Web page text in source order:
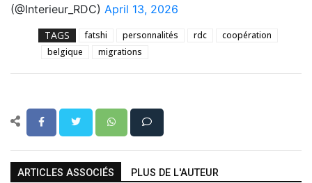
(@Interieur_RDC) April 13, 2026
TAGS fatshi personnalités rdc
coopération
belgique
migrations
ARTICLES ASSOCIÉS PLUS DE L'AUTEUR